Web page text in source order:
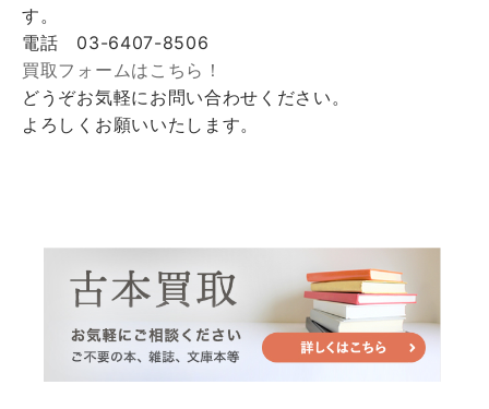
す。
電話 03-6407-8506
買取フォームはこちら！
どうぞお気軽にお問い合わせください。
よろしくお願いいたします。